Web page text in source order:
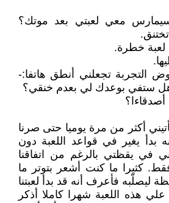
معي لعبتي بعد موتك؟
لعبة خطرة.
التجربة تجعلني أنطق هاتفا:-
هل ستفي بوعدك لي بعدم خنقي؟
أصدقاءا؟
أكثر من مرة يوميا حتى صرنا
بدأ يغير في قواعد اللعبة دون
في يقظتي بالرغم من اتفاقنا
فقط. كثيرا ما كنت أشعر بتوتر ما
ليصلّبه فأعرف أنه قد بدأ لعبتنا
هذه اللعبة شهرا كاملا أذكر